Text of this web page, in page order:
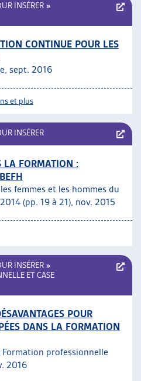
INSÉRER »
CONTINUE POUR LES
sept. 2016
et plus
INSÉRER
LA FORMATION :
femmes et les hommes du
(pp. 19 à 21), nov. 2015
INSÉRER »
ET CASE
POUR
DANS LA FORMATION
Formation professionnelle
2016